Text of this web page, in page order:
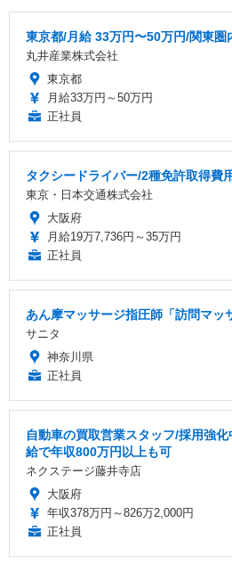
東京都/月給 33万円〜50万円/関東
丸井産業株式会社
東京都
月給33万円～50万円
正社員
タクシードライバー/2種免許取得費
東京・日本交通株式会社
大阪府
月給19万7,736円～35万円
正社員
あん摩マッサージ指圧師「訪問マッ
サニタ
神奈川県
正社員
自動車の買取営業スタッフ/採用強
給で年収800万円以上も可
ネクステージ藤井寺店
大阪府
年収378万円～826万2,000円
正社員